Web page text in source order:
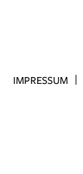
IMPRESSUM